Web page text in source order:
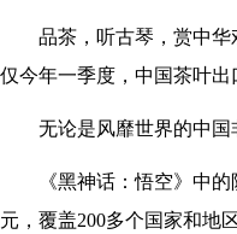
品茶，听古琴，赏中
仅今年一季度，中国茶叶出
无论是风靡世界的中
《黑神话：悟空》中
元，覆盖200多个国家和地